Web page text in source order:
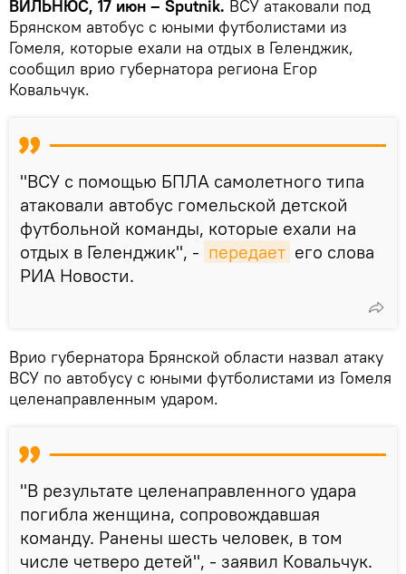
ВИЛЬНЮС, 17 июн – Sputnik. ВСУ атаковали под
Брянском автобус с юными футболистами из
Гомеля, которые ехали на отдых в Геленджик,
сообщил врио губернатора региона Егор
Ковальчук.
"ВСУ с помощью БПЛА самолетного типа
атаковали автобус гомельской детской
футбольной команды, которые ехали на
отдых в Геленджик", - передает его слова
РИА Новости.
Врио губернатора Брянской области назвал атаку
ВСУ по автобусу с юными футболистами из Гомеля
целенаправленным ударом.
"В результате целенаправленного удара
погибла женщина, сопровождавшая
команду. Ранены шесть человек, в том
числе четверо детей", - заявил Ковальчук.